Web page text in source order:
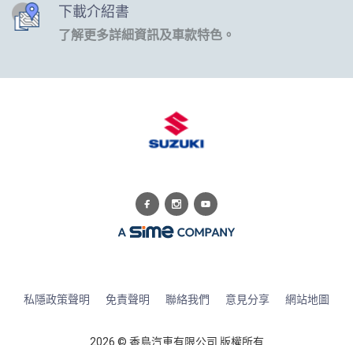
下載介紹書
了解更多詳細資訊及車款特色。
私隱政策聲明 免責聲明 聯絡我們 意見分享 網站地圖
2026 © 香島汽車有限公司 版權所有